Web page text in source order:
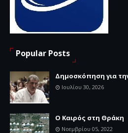
Popular Posts
Δημοσκόπηση για
Ιουλίου 30, 2026
Ο Καιρός στη Θράκη
Νοεμβρίου 05, 2022